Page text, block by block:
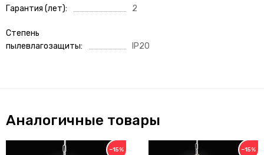
Гарантия (лет) 2
Степень
пылевлагозащиты
IP20
Аналогичные товары
−15% −15%